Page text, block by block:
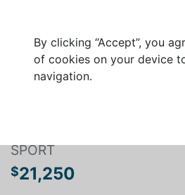
By clicking “Accept”, you
of cookies on your device
navigation.
SPORT
$21,250